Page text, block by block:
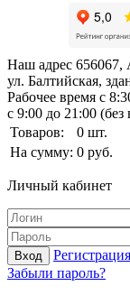
Наш адрес 656067,
ул. Балтийская,
Рабочее время с
с 9:00 до 21:00
Товаров:
0 шт.
На сумму: 0 руб.
Личный кабинет
Вход
Регистрация
Забыли пароль?